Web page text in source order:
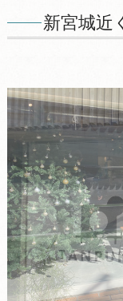
新宮城近